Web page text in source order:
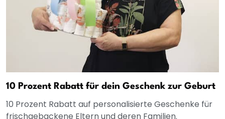
10 Prozent Rabatt für dein Geschenk zur Geburt
10 Prozent Rabatt auf personalisierte Geschenke für
frischgebackene Eltern und deren Familien.